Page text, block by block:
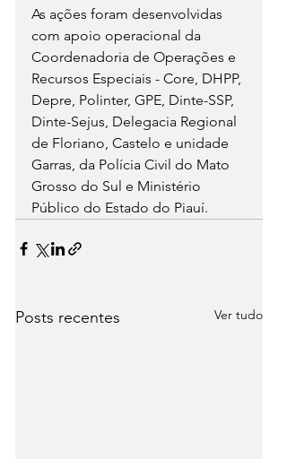
As ações foram desenvolvidas
com apoio operacional da
Coordenadoria de Operações e
Recursos Especiais - Core, DHPP,
Depre, Polinter, GPE, Dinte-SSP,
Dinte-Sejus, Delegacia Regional
de Floriano, Castelo e unidade
Garras, da Polícia Civil do Mato
Grosso do Sul e Ministério
Público do Estado do Piauí.
Posts recentes Ver tudo